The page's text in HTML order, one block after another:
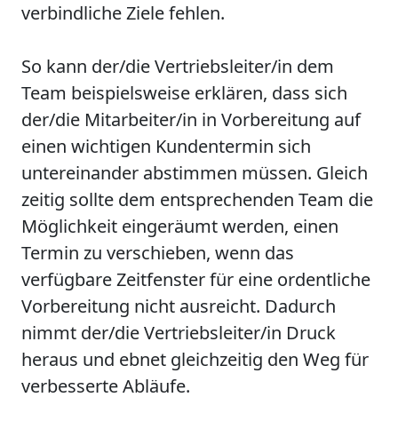
verbindliche Ziele fehlen.
So kann der/die Vertriebsleiter/in dem
Team beispielsweise erklären, dass sich
der/die Mitarbeiter/in in Vorbereitung auf
einen wichtigen Kundentermin sich
untereinander abstimmen müssen. Gleich
zeitig sollte dem entsprechenden Team die
Möglichkeit eingeräumt werden, einen
Termin zu verschieben, wenn das
verfügbare Zeitfenster für eine ordentliche
Vorbereitung nicht ausreicht. Dadurch
nimmt der/die Vertriebsleiter/in Druck
heraus und ebnet gleichzeitig den Weg für
verbesserte Abläufe.